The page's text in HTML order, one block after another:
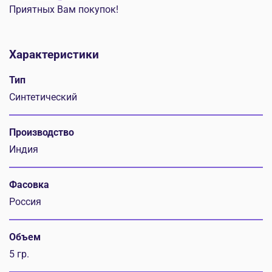
Приятных Вам покупок!
Характеристики
Тип
Синтетический
Производство
Индия
Фасовка
Россия
Объем
5 гр.